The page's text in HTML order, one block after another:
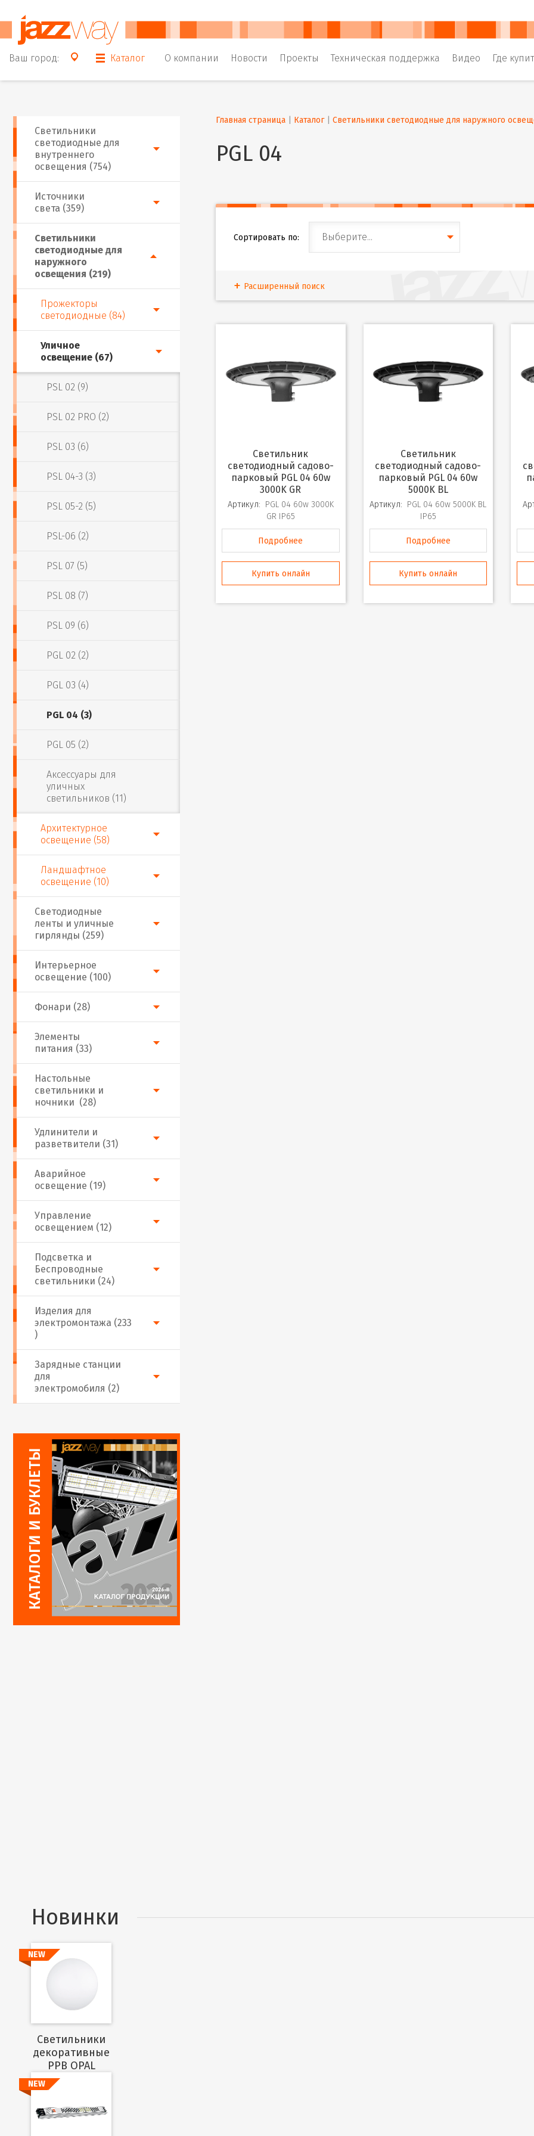
Ваш город: Каталог О компании Новости Проекты Техническая поддержка Видео Где
Фонари (28)
Аварийное
освещение (19)
Настольные
светильники и
ночники (28)
Подсветка и
Беспроводные
светильники (24)
Интерьерное
освещение (100)
Изделия для
электромонтажа (233
)
Источники
света (359)
Светодиодные
ленты и уличные
гирлянды (259)
Светильники
светодиодные для
внутреннего
освещения (754)
Светильники
светодиодные для
наружного
освещения (219)
Прожекторы
светодиодные (84)
Уличное
освещение (67)
PSL 02 (9)
PSL 02 PRO (2)
PSL 03 (6)
PSL 04-3 (3)
PSL 05-2 (5)
PSL-06 (2)
PSL 07 (5)
PSL 08 (7)
PSL 09 (6)
PGL 02 (2)
PGL 03 (4)
PGL 04 (3)
PGL 05 (2)
Аксессуары для
уличных
светильников (11)
Архитектурное
освещение (58)
Ландшафтное
освещение (10)
Удлинители и
разветвители (31)
Управление
освещением (12)
Элементы
питания (33)
Зарядные станции
для
электромобиля (2)
Главная страница Каталог | Светильники светодиодные для наружного
PGL 04
Сортировать по: Выберите...
Расширенный поиск
Светильник
светодиодный садово-
парковый PGL 04 60w
3000K GR
Артикул: PGL 04 60w 3000K
GR IP65
Подробнее
Купить онлайн
Светильник
светодиодный садово-
парковый PGL 04 60w
5000K BL
Артикул: PGL 04 60w 5000K BL
IP65
Подробнее
Купить онлайн
Новинки
NEW
Cветильники
декоративные
PPB OPAL
Подробнее
NEW